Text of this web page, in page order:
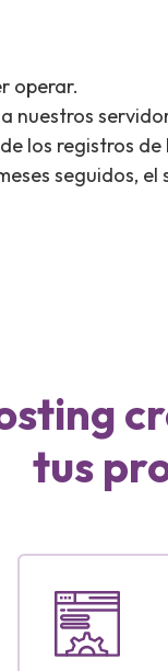
operar.
nuestros
los registros de
seguidos, el
tus